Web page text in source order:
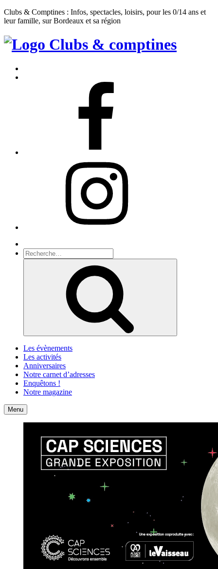
Clubs & Comptines : Infos, spectacles, loisirs, pour les 0/14 ans et
leur famille, sur Bordeaux et sa région
Clubs
Comptines
Recherche
pour
Les évènements
Les activités
Anniversaires
Notre carnet d’adresses
Enquêtons !
Notre magazine
Accueil
Menu Contact